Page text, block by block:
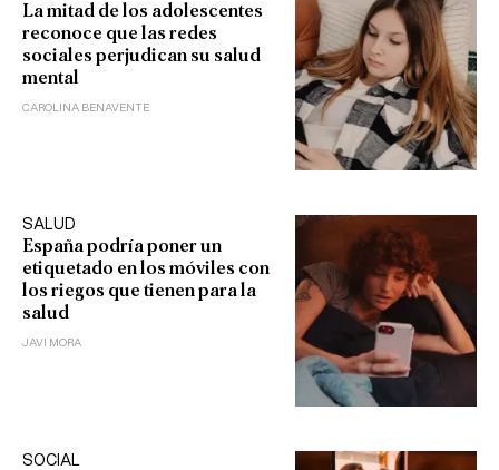
La mitad de los adolescentes
reconoce que las redes
sociales perjudican su salud
mental
CAROLINA BENAVENTE
SALUD
España podría poner un
etiquetado en los móviles con
los riegos que tienen para la
salud
JAVI MORA
SOCIAL